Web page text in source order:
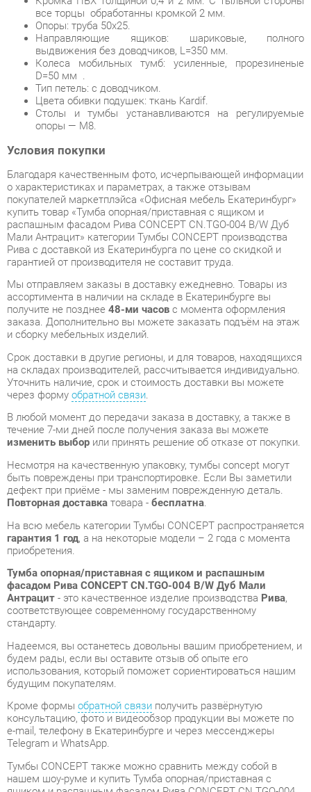
D=50 мм .
Тип петель: с доводчиком.
Цвета обивки подушек: ткань Kardif.
Столы и тумбы устанавливаются на регулируемые
опоры — М8.
Условия покупки
Благодаря качественным фото, исчерпывающей информации
о характеристиках и параметрах, а также отзывам
покупателей маркетплэйса «Офисная мебель Екатеринбург»
распашным фасадом Рива CONCEPT CN.TGO-004 B/W Дуб
Рива с доставкой из Екатеринбурга по цене со скидкой и
гарантией от производителя не составит труда.
Мы отправляем заказы в доставку ежедневно. Товары из
ассортимента в наличии на складе в Екатеринбурге вы
получите не позднее48-ми часовс момента оформления
заказа. Дополнительно вы можете заказать подъём на этаж
и сборку мебельных изделий.
Срок доставки в другие регионы, и для товаров, находящихся
на складах производителей, рассчитывается индивидуально.
Уточнить наличие, срок и стоимость доставки вы можете
через форму обратной связи
В любой момент до передачи заказа в доставку, а также в
изменить выборили принять решение об отказе от покупки.
Несмотря на качественную упаковку, тумбы concept могут
быть повреждены при транспортировке. Если Вы заметили
Повторная доставка товара -бесплатна .
На всю мебель категории Тумбы CONCEPT распространяется
приобретения.
Тумба опорная/приставная с ящиком и распашным
фасадом Рива CONCEPT CN.TGO-004 B/W Дуб Мали
Антрацит
- это качественное изделие производства
соответствующее современному государственному
стандарту.
Надеемся, вы останетесь довольны вашим приобретением, и
будем рады, если вы оставите отзыв об опыте его
использования, который поможет сориентироваться нашим
будущим покупателям.
Кроме формыобратной связиполучить развёрнутую
консультацию, фото и видеообзор продукции вы можете по
e-mail, телефону в Екатеринбурге и через мессенджеры
Telegram и WhatsApp.
Тумбы CONCEPT также можно сравнить между собой в
нашем шоу-руме и купить Тумба опорная/приставная с
B/W Дуб Мали Антрацит, самостоятельно забрав его с
нашего центрального склада в г. Екатеринбург. Полный
список адресов и магазинов смотрите на странице
контактов.
Материал
Лдсп